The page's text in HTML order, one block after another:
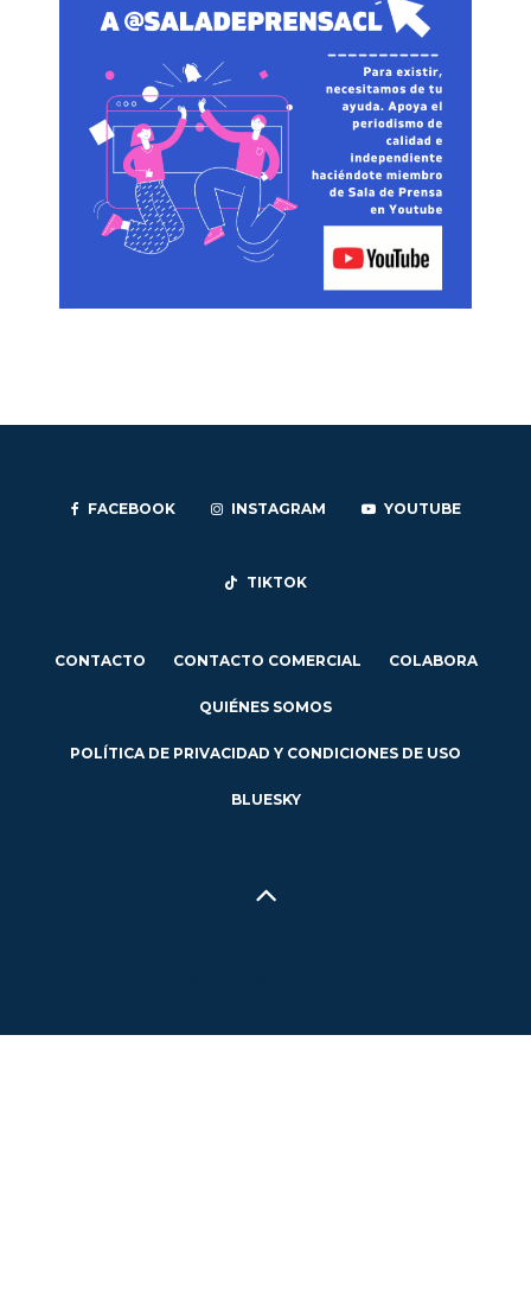
FACEBOOK INSTAGRAM YOUTUBE
TIKTOK
CONTACTO CONTACTO COMERCIAL COLABORA
QUIÉNES SOMOS
POLÍTICA DE PRIVACIDAD Y CONDICIONES DE USO
BLUESKY